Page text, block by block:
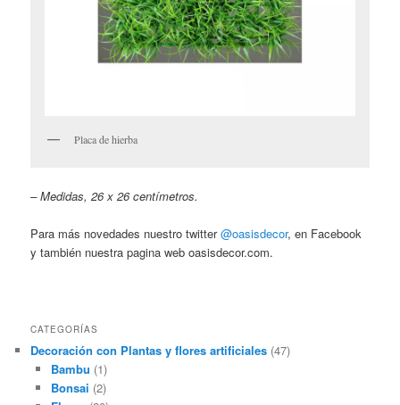
Placa de hierba
– Medidas, 26 x 26 centímetros.
Para más novedades nuestro twitter@oasisdecor, en Facebook
y también nuestra pagina web oasisdecor.com.
CATEGORÍAS
Decoración con Plantas y flores artificiales (47)
Bambu (1)
Bonsai (2)